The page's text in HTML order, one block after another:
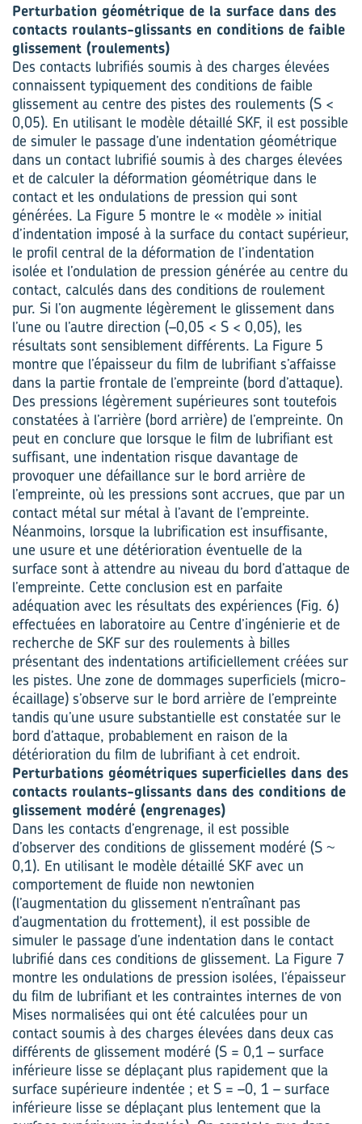
Perturbation géométrique de la surface dans des
contacts roulants-glissants en conditions de faible
glissement (roulements)
Des contacts lubrifiés soumis à des charges élevées
connaissent typiquement des conditions de faible
glissement au centre des pistes des roulements (S <
0,05). En utilisant le modèle détaillé SKF, il est possible
de simuler le passage d’une indentation géométrique
dans un contact lubrifié soumis à des charges élevées
et de calculer la déformation géométrique dans le
contact et les ondulations de pression qui sont
générées. La Figure 5 montre le « modèle » initial
d’indentation imposé à la surface du contact supérieur,
le profil central de la déformation de l’indentation
isolée et l’ondulation de pression générée au centre du
contact, calculés dans des conditions de roulement
pur. Si l’on augmente légèrement le glissement dans
l’une ou l’autre direction (–0,05 < S < 0,05), les
résultats sont sensiblement différents. La Figure 5
montre que l’épaisseur du film de lubrifiant s’affaisse
dans la partie frontale de l’empreinte (bord d’attaque).
Des pressions légèrement supérieures sont toutefois
constatées à l’arrière (bord arrière) de l’empreinte. On
peut en conclure que lorsque le film de lubrifiant est
suffisant, une indentation risque davantage de
provoquer une défaillance sur le bord arrière de
l’empreinte, où les pressions sont accrues, que par un
contact métal sur métal à l’avant de l’empreinte.
Néanmoins, lorsque la lubrification est insuffisante,
une usure et une détérioration éventuelle de la
surface sont à attendre au niveau du bord d’attaque de
l’empreinte. Cette conclusion est en parfaite
adéquation avec les résultats des expériences (Fig. 6)
effectuées en laboratoire au Centre d’ingénierie et de
recherche de SKF sur des roulements à billes
présentant des indentations artificiellement créées sur
les pistes. Une zone de dommages superficiels (micro-
écaillage) s’observe sur le bord arrière de l’empreinte
tandis qu’une usure substantielle est constatée sur le
bord d’attaque, probablement en raison de la
détérioration du film de lubrifiant à cet endroit.
Perturbations géométriques superficielles dans des
contacts roulants-glissants dans des conditions de
glissement modéré (engrenages)
Dans les contacts d’engrenage, il est possible
d’observer des conditions de glissement modéré (S ~
0,1). En utilisant le modèle détaillé SKF avec un
comportement de fluide non newtonien
(l’augmentation du glissement n’entraînant pas
d’augmentation du frottement), il est possible de
simuler le passage d’une indentation dans le contact
lubrifié dans ces conditions de glissement. La Figure 7
montre les ondulations de pression isolées, l’épaisseur
du film de lubrifiant et les contraintes internes de von
Mises normalisées qui ont été calculées pour un
contact soumis à des charges élevées dans deux cas
différents de glissement modéré (S = 0,1 – surface
inférieure lisse se déplaçant plus rapidement que la
surface supérieure indentée ; et S = –0, 1 – surface
inférieure lisse se déplaçant plus lentement que la